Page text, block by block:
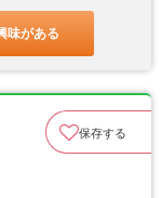
味がある
保存する